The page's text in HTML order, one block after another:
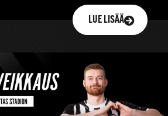
LUE LISÄÄ